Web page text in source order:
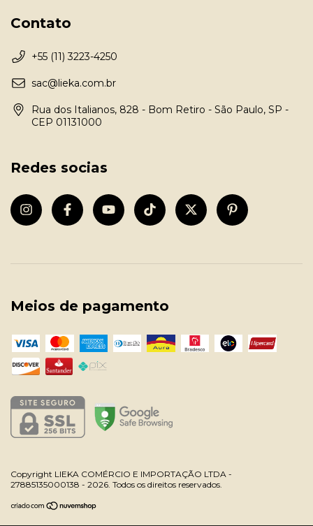
Contato
+55 (11) 3223-4250
sac@lieka.com.br
Rua dos Italianos, 828 - Bom Retiro - São Paulo, SP -
CEP 01131000
Redes socias
Meios de pagamento
Copyright LIEKA COMÉRCIO E IMPORTAÇÃO LTDA -
27885135000138 - 2026. Todos os direitos reservados.